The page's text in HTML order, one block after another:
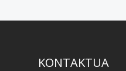
KONTAKTUA